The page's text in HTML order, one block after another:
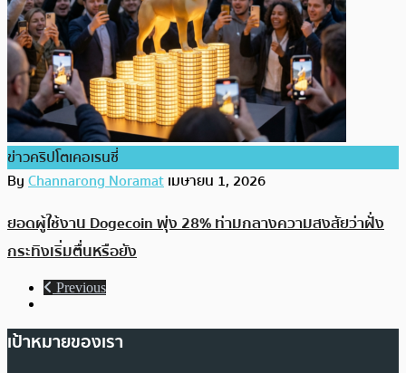
ข่าวคริปโตเคอเรนซี่
ByChannarong Noramatเมษายน 1, 2026
ยอดผู้ใช้งาน Dogecoin พุ่ง 28% ท่ามกลางความสงสัยว่าฝั่ง
กระทิงเริ่มตื่นหรือยัง
Previous
เป้าหมายของเรา